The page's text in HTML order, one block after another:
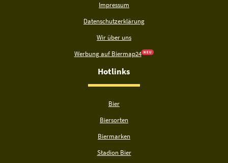
Impressum
Datenschutzerklärung
Wir über uns
Werbung auf Biermap24 N E U
Hotlinks
Bier
Biersorten
Biermarken
Stadion Bier